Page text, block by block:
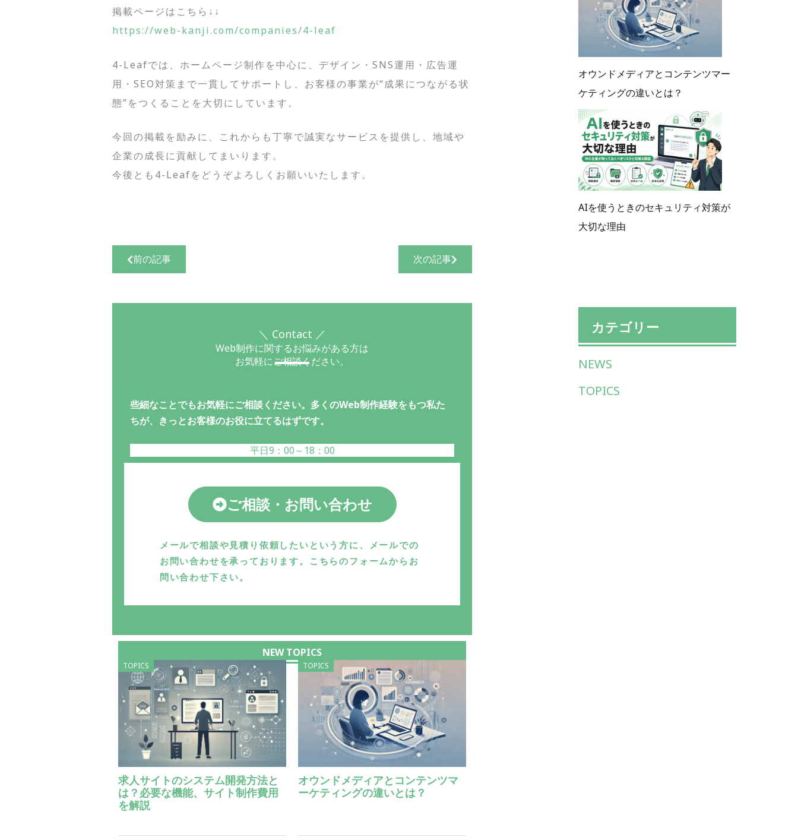
掲載ページはこちら↓↓
https://web-kanji.com/companies/4-leaf
4-Leafでは、ホームページ制作を中心に、デザイン・SNS運用・広告運
用・SEO対策まで一貫してサポートし、お客様の事業が“成果につながる状
態”をつくることを大切にしています。
今回の掲載を励みに、これからも丁寧で誠実なサービスを提供し、地域や
企業の成長に貢献してまいります。
今後とも4-Leafをどうぞよろしくお願いいたします。
前の記事 次の記事
＼ Contact ／
Web制作に関するお悩みがある方は
お気軽にご相談ください。
些細なことでもお気軽にご相談ください。多くのWeb制作経験をもつ私た
ちが、きっとお客様のお役に立てるはずです。
平日9：00～18：00
ご相談・お問い合わせ
メールで相談や見積り依頼したいという方に、メールでの
お問い合わせを承っております。こちらのフォームからお
問い合わせ下さい。
NEW TOPICS
TOPICS
求人サイトのシステム開発方法と
は？必要な機能、サイト制作費用
を解説
TOPICS
オウンドメディアとコンテンツマ
ーケティングの違いとは？
オウンドメディアとコンテンツマー
ケティングの違いとは？
AIを使うときのセキュリティ対策が
大切な理由
カテゴリー
NEWS
TOPICS